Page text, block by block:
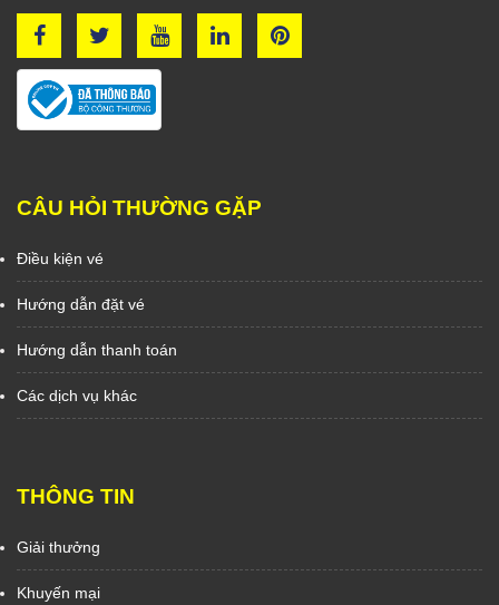
CÂU HỎI THƯỜNG GẶP
Điều kiện vé
Hướng dẫn đặt vé
Hướng dẫn thanh toán
Các dịch vụ khác
THÔNG TIN
Giải thưởng
Khuyến mại